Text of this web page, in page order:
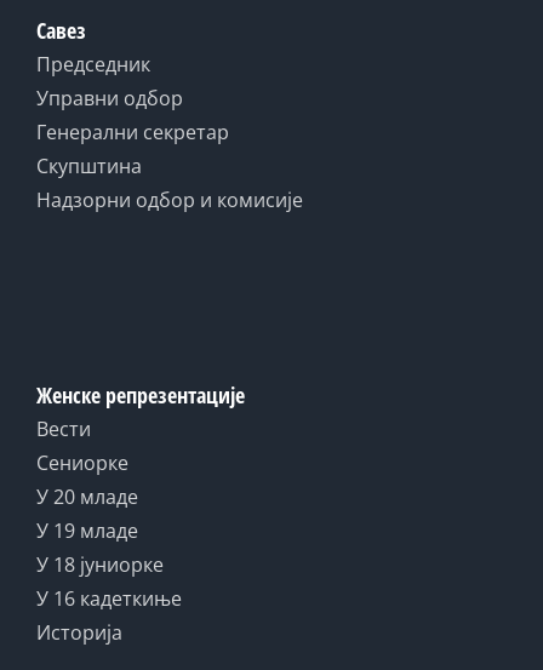
Савез
Председник
Управни одбор
Генерални секретар
Скупштина
Надзорни одбор и комисије
Женске репрезентације
Вести
Сениорке
У 20 младе
У 19 младе
У 18 јуниорке
У 16 кадеткиње
Историја